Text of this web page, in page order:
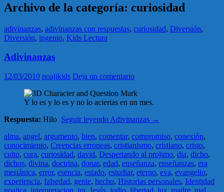
Archivo de la categoría: curiosidad
adivinanzas, adivinanzas con respuestas, curiosidad, Diversión,
Diversión, ingenio, Kids Lectura
Adivinanzas
12/03/2010 noajikids Deja un comentario
Y lo es y lo es y no lo aciertas en un mes.
Respuesta: Hilo Seguir leyendo Adivinanzas →
alma, angel, argumento, bien, comentar, compromiso, conexión,
conocimiento, Creencias erroneas, cristianismo, cristiano, cristo,
culto, cura, curiosidad, david, Despertando al projimo, dia, dicho,
dichos, divina, doctrina, donar, edad, enseñanza, enseñanzas, era
mesiánica, error, esencia, estado, estudiar, eterno, eva, evangelio,
experiencia, falsedad, gente, hecho, Historias personales, Identidad